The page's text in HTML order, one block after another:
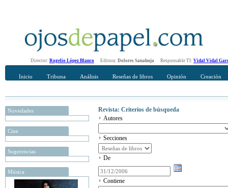
Director: Rogelio López Blanco Editora: Dolores Sanahuja Responsable TI: Vidal Vidal
Inicio Tribuna Análisis Reseñas de libros Opinión Creación
Novedades
Cine
Sugerencias
Música
Revista: Criterios de búsqueda
Autores
Secciones
De
Contiene